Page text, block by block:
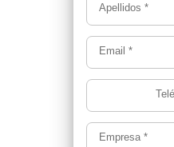
Apellidos *
Email *
Empresa *